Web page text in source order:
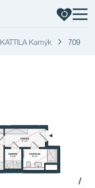
KATTILA Kamýk 709